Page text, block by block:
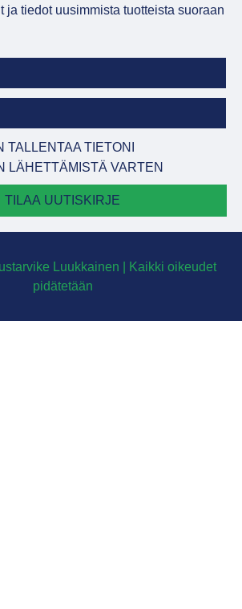
ja tiedot uusimmista tuotteista suoraan
TALLENTAA TIETONI
LÄHETTÄMISTÄ VARTEN
TILAA UUTISKIRJE
Luukkainen | Kaikki oikeudet
pidätetään